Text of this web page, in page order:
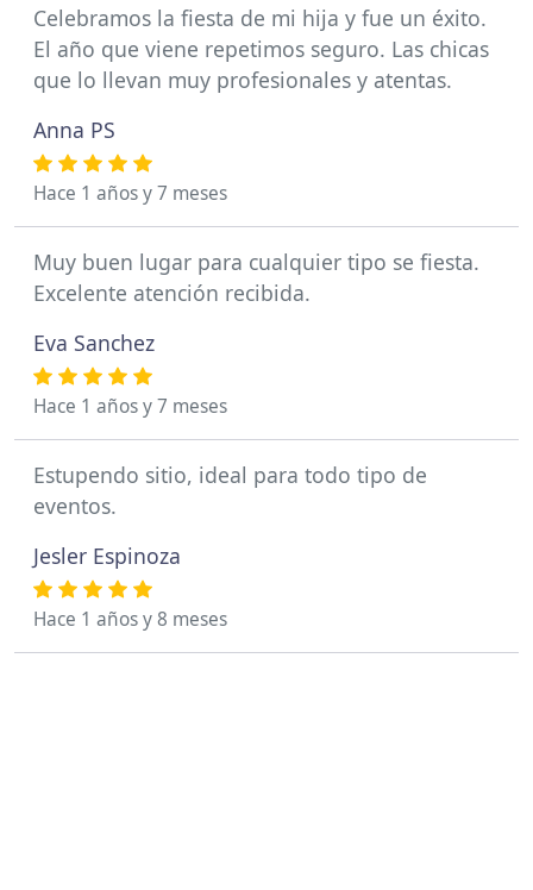
Celebramos la fiesta de mi hija y fue un éxito.
El año que viene repetimos seguro. Las chicas
que lo llevan muy profesionales y atentas.
Anna PS
Hace 1 años y 7 meses
Muy buen lugar para cualquier tipo se fiesta.
Excelente atención recibida.
Eva Sanchez
Hace 1 años y 7 meses
Estupendo sitio, ideal para todo tipo de
eventos.
Jesler Espinoza
Hace 1 años y 8 meses